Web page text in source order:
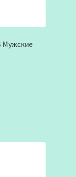
Мужские